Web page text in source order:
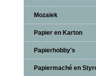
Mozaïek
Papier en Karton
Papierhobby's
Papiermaché en